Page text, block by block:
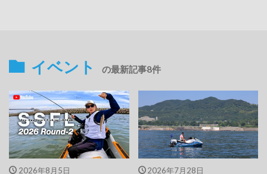
イベント の最新記事8件
2026年8月5日 2026年7月28日